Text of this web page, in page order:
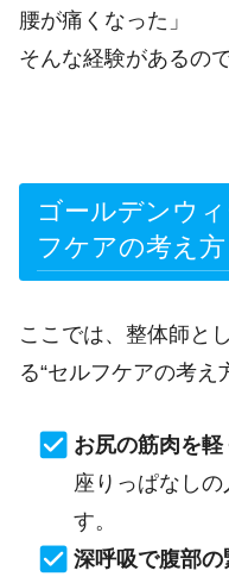
腰が痛くなった」
そんな経験があるの
ゴールデンウ
フケアの考え方
ここでは、整体師と
る“セルフケアの考え
お尻の筋肉を
座りっぱなし
す。
深呼吸で腹部